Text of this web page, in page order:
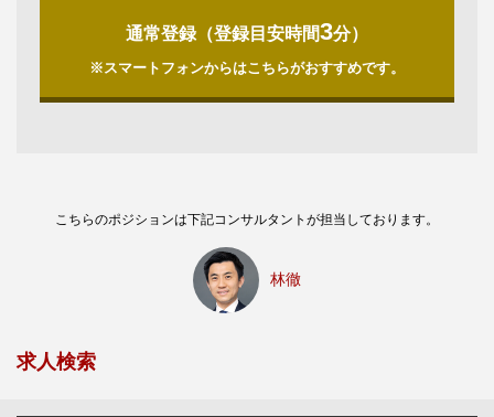
通常登録（登録目安時間3分）
※スマートフォンからはこちらがおすすめです。
こちらのポジションは下記コンサルタントが担当しております。
林徹
求人検索